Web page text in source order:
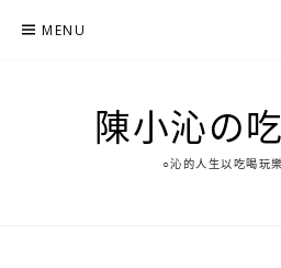
MENU
陳小沁の
○沁的人生以吃喝玩